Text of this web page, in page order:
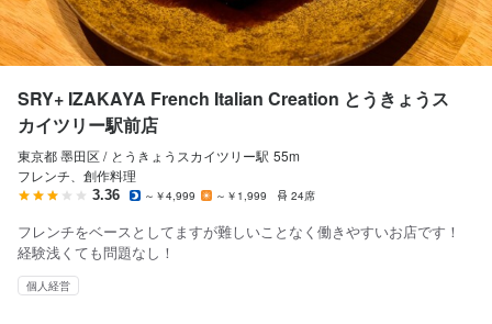
マイページ管理
気になる求人
検索履歴・保存した条件
応募履歴
WEB履歴書
SRY+ IZAKAYA French Italian Creation とうきょうス
カイツリー駅前店
東京都 墨田区 / とうきょうスカイツリー駅 55m
フレンチ、創作料理
3.36 ～￥4,999 ～￥1,999 24席
フレンチをベースとしてますが難しいことなく働きやすいお店です！
経験浅くても問題なし！
個人経営